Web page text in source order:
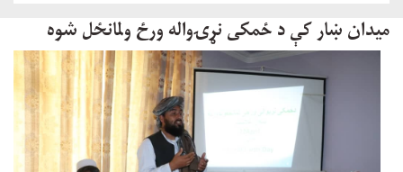
میدان ښار کې د ځمکی نړۍ‌واله ورځ ولمانځل شوه